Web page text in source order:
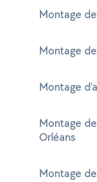
Montage
Montage
Montage
Montage
Orléans
Montage